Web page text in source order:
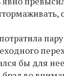
бы для